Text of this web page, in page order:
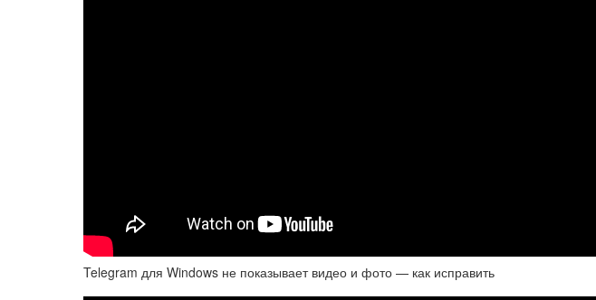
Telegram для Windows не показывает видео и фото — как исправить